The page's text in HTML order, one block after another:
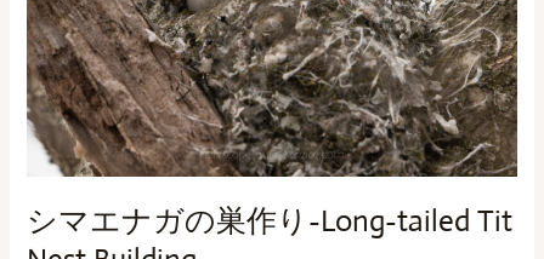
South
Africa
シマエナガの巣作り-Long-tailed Tit
の
巣
作
り-
Long-
tailed
Tit
Nest